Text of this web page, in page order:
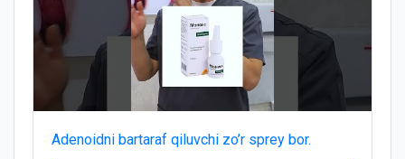
Adenoidni bartaraf qiluvchi zo’r sprey bor.